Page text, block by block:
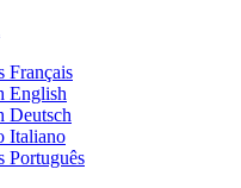
Français
English
Deutsch
Italiano
Português